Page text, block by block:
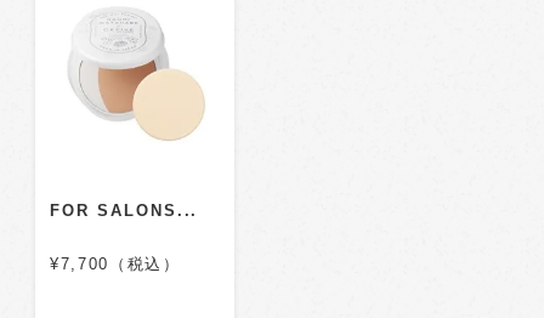
FOR SALONS...
¥7,700（税込）